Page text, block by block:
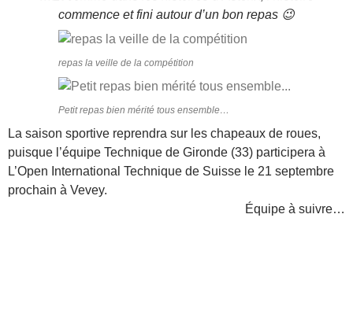
commence et fini autour d’un bon repas 😉
repas la veille de la compétition
Petit repas bien mérité tous ensemble…
La saison sportive reprendra sur les chapeaux de roues,
puisque l’équipe Technique de Gironde (33) participera à
L’Open International Technique de Suisse le 21 septembre
prochain à Vevey.
Équipe à suivre…